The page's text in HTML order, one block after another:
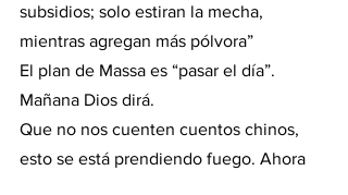
subsidios; solo estiran la mecha,
mientras agregan más pólvora”
El plan de Massa es “pasar el día”.
Mañana Dios dirá.
Que no nos cuenten cuentos chinos,
esto se está prendiendo fuego. Ahora